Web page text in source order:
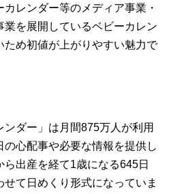
レンダー等のメディア事業・
を展開しているベビーカレン
ため初値が上がりやすい魅力で
ダー」は月間875万人が利用
の心配事や必要な情報を提供し
出産を経て1歳になる645日
て日めくり形式になっていま